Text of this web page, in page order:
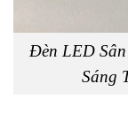
Đèn LED
Sáng